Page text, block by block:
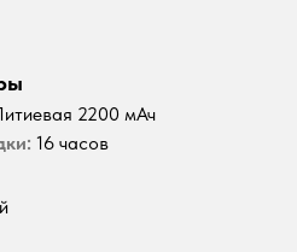
2200 мАч
16 часов